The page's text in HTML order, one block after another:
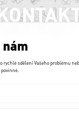
rychlé sdělení Vašeho problému